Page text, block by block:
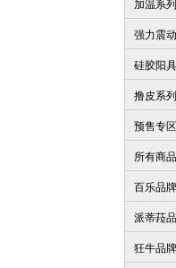
加温系列
强力震动
硅胶阳具
撸皮系列
预售专区
所有商品
百乐品牌
派蒂菈
狂牛品牌